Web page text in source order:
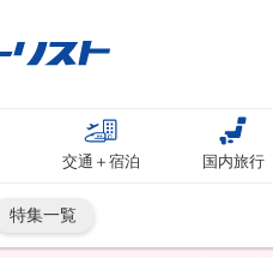
交通＋宿泊 国内旅行
特集一覧